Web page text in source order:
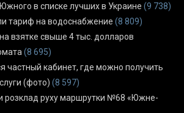
в списке лучших в Украине (9 738)
тариф на водоснабжение (8 809)
взятке свыше 4 тыс. долларов
(8 695)
частный кабинет, где можно получить
(фото) (8 597)
розклад руху маршрутки №68 «Южне-